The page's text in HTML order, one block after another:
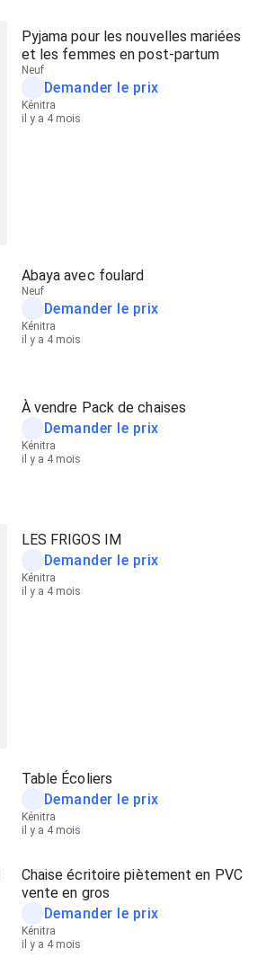
Pyjama pour les nouvelles mariées
et les femmes en post-partum
Neuf
Demander le prix
Kénitra
il y a 4 mois
Abaya avec foulard
Neuf
Demander le prix
Kénitra
il y a 4 mois
À vendre Pack de chaises
Demander le prix
Kénitra
il y a 4 mois
LES FRIGOS IM
Demander le prix
Kénitra
il y a 4 mois
Table Écoliers
Demander le prix
Kénitra
il y a 4 mois
Chaise écritoire piètement en PVC
vente en gros
Demander le prix
Kénitra
il y a 4 mois